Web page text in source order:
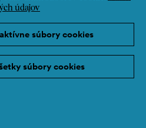
údajov
súbory cookies
súbory cookies